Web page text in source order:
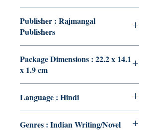
Publisher : Rajmangal
Publishers
Package Dimensions : 22.2 x 14.1
x 1.9 cm
Language : Hindi
Genres : Indian Writing/Novel